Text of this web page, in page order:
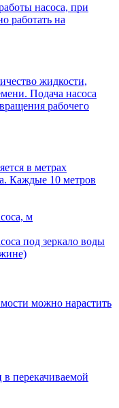
насоса, при
работать на
жидкости,
Подача насоса
рабочего
в метрах
Каждые 10 метров
м
под зеркало воды
можно нарастить
перекачиваемой